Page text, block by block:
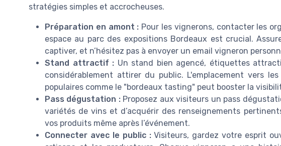
stratégies simples et accrocheuses.
Préparation en amont : Pour les vignerons, contacter les
espace au parc des expositions Bordeaux est crucial.
captiver, et n’hésitez pas à envoyer un email vigneron
Stand attractif : Un stand bien agencé, étiquettes
considérablement attirer du public. L'emplacement vers
populaires comme le "bordeaux tasting" peut booster la
Pass dégustation :Proposez aux visiteurs un pass
variétés de vins et d’acquérir des renseignements
vos produits même après l’événement.
Connecter avec le public :Visiteurs, gardez votre esprit